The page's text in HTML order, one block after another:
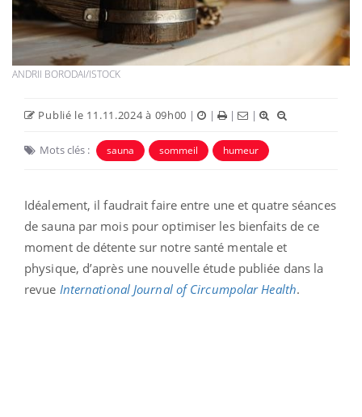
ANDRII BORODAI/ISTOCK
Publié le 11.11.2024 à 09h00 | | | |
Mots clés : sauna sommeil humeur
Idéalement, il faudrait faire entre une et quatre séances
de sauna par mois pour optimiser les bienfaits de ce
moment de détente sur notre santé mentale et
physique, d’après une nouvelle étude publiée dans la
revue International Journal of Circumpolar Health.